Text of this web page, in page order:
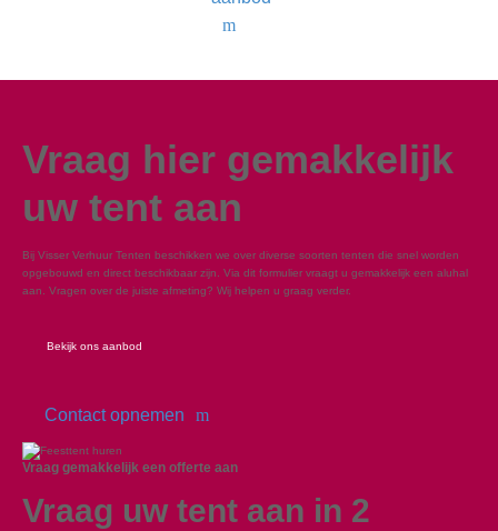
Vraag hier gemakkelijk
uw tent aan
Bij Visser Verhuur Tenten beschikken we over diverse soorten tenten die snel worden
opgebouwd en direct beschikbaar zijn. Via dit formulier vraagt u gemakkelijk een aluhal
aan. Vragen over de juiste afmeting? Wij helpen u graag verder.
Bekijk ons aanbod
Contact opnemen
Vraag gemakkelijk een offerte aan
Vraag uw tent aan in 2